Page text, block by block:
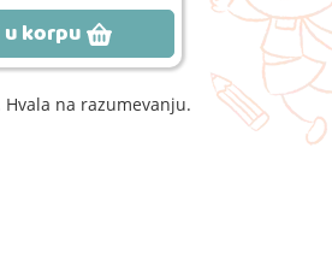
korpu
na razumevanju.